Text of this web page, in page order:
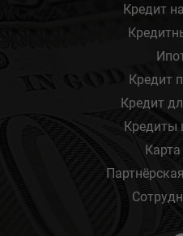
Кредит
Кредит
Кредит
Кредиты